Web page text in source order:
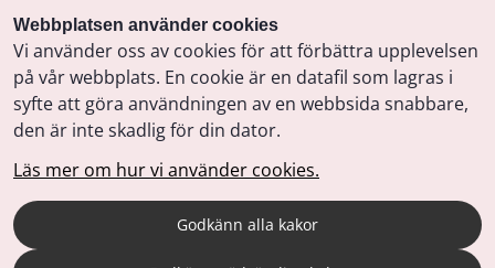
Webbplatsen använder cookies
Vi använder oss av cookies för att förbättra upplevelsen
på vår webbplats. En cookie är en datafil som lagras i
syfte att göra användningen av en webbsida snabbare,
den är inte skadlig för din dator.
Läs mer om hur vi använder cookies.
Godkänn alla kakor